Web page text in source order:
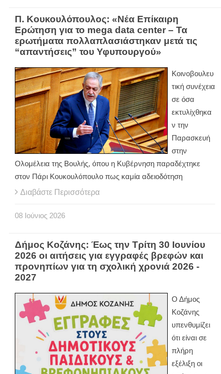
Π. Κουκουλόπουλος: «Νέα Επίκαιρη
Ερώτηση για το mega data center – Τα
ερωτήματα πολλαπλασιάστηκαν μετά τις
“απαντήσεις” του Υφυπουργού»
Κοινοβουλευ
τική συνέχεια
σε όσα
εκτυλίχθηκα
ν την
Παρασκευή
στην
Ολομέλεια της Βουλής, όπου η Κυβέρνηση παραδέχτηκε
στον Πάρι Κουκουλόπουλο πως καμία αδειοδότηση
Διαβάστε Περισσότερα
08 Ιούνιος 2026
Δήμος Κοζάνης: Έως την Τρίτη 30 Ιουνίου
2026 οι αιτήσεις για εγγραφές βρεφών και
προνηπίων για τη σχολική χρονιά 2026 -
2027
Ο Δήμος
Κοζάνης
υπενθυμίζει
ότι είναι σε
πλήρη
εξέλιξη οι